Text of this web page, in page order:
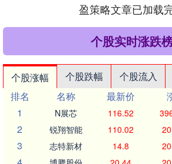
盈策略文章已加载
个股实时涨跌
个股涨幅 个股跌幅 个股流入
排名
名称 最新价
1
N展芯 116.52
2 锐翔智能 110.02
3 志特新材 14.8